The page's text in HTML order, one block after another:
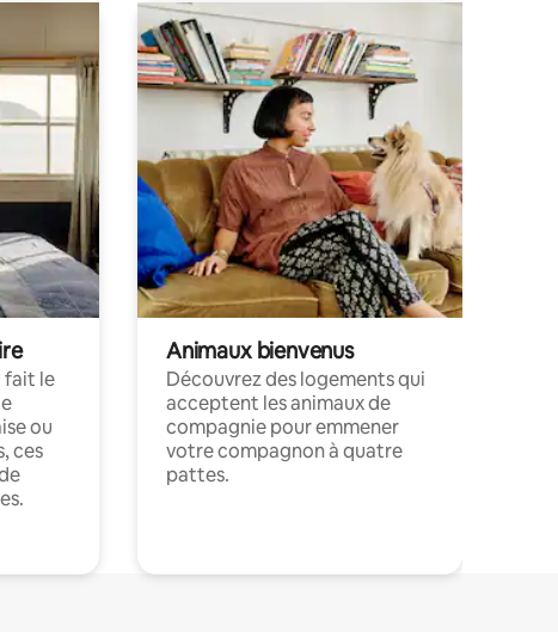
fait le
ou
ces
Animaux bienvenus
Découvrez des logements qui
acceptent les animaux de
compagnie pour emmener
votre compagnon à quatre
pattes.